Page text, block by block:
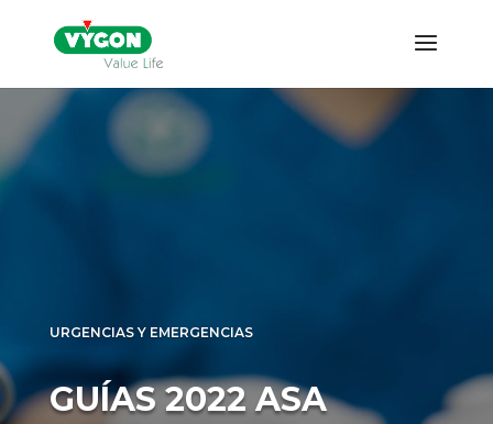
URGENCIAS Y EMERGENCIAS
GUÍAS 2022 ASA